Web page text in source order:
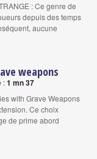
: Ce genre de
depuis des temps
aucune
weapons
:1 mn 37
with Grave Weapons
Ce choix
de prime abord